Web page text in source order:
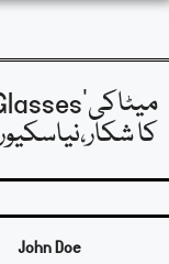
کا
John Doe